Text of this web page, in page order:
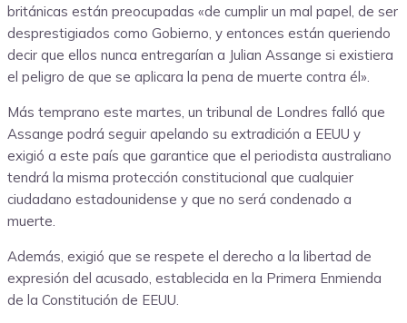
británicas están preocupadas «de cumplir un mal papel, de ser
desprestigiados como Gobierno, y entonces están queriendo
decir que ellos nunca entregarían a Julian Assange si existiera
el peligro de que se aplicara la pena de muerte contra él».
Más temprano este martes, un tribunal de Londres falló que
Assange podrá seguir apelando su extradición a EEUU y
exigió a este país que garantice que el periodista australiano
tendrá la misma protección constitucional que cualquier
ciudadano estadounidense y que no será condenado a
muerte.
Además, exigió que se respete el derecho a la libertad de
expresión del acusado, establecida en la Primera Enmienda
de la Constitución de EEUU.